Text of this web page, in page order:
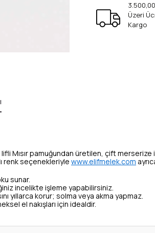
Üzeri
Kargo
Mısır pamuğundan üretilen, çift
renk seçenekleriyle www.elifmelek.com
sunar.
incelikte işleme yapabilirsiniz.
yıllarca korur; solma veya akma yapmaz.
el nakışları için idealdir.